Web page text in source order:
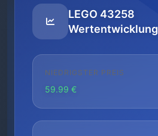
LEGO 43258
Wertentwicklung
NIEDRIGSTER PREIS
59.99 €